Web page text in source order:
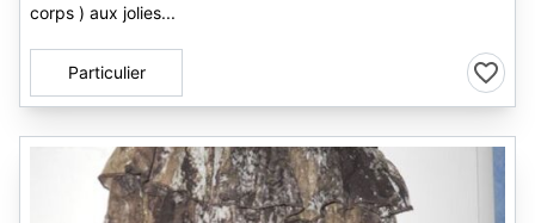
corps ) aux jolies...
Particulier